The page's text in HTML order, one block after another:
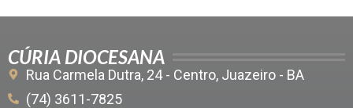
CÚRIA DIOCESANA
Rua Carmela Dutra, 24 - Centro, Juazeiro - BA
(74) 3611-7825